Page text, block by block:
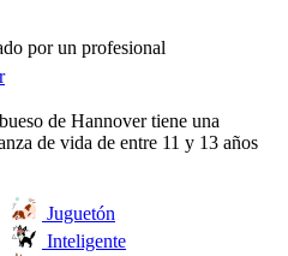
por un profesional
de Hannover tiene una
de vida de entre 11 y 13 años
Juguetón
Inteligente